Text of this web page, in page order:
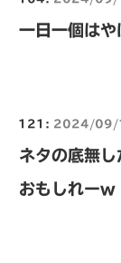
一日一個はや
121: 2024/09/
ネタの底無
おもしれーw